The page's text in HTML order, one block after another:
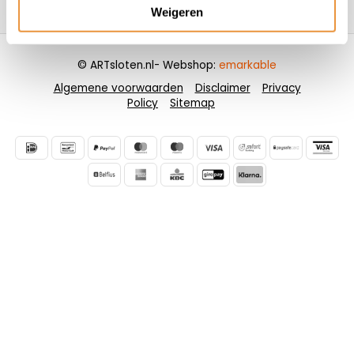
Weigeren
Contactgegevens
Algemene voorwaarden Disclaimer
Privacy
Policy
Sitemap
© ARTsloten.nl- Webshop: emarkable